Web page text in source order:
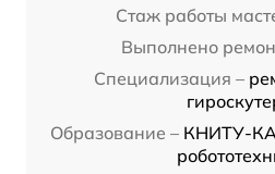
Стаж работы
Выполнено
Специализация –
Образование – КНИТУ-